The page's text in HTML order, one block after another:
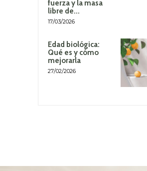
fuerza y la masa
libre de...
17/03/2026
Edad biológica:
Qué es y cómo
mejorarla
27/02/2026